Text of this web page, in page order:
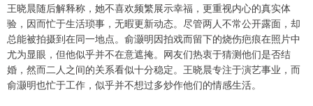
王晓晨随后解释称，她不喜欢频繁展示幸福，更重视内心的真实体
验，因而忙于生活琐事，无暇更新动态。尽管两人不常公开露面，却
总能被拍摄到在同一地点。俞灏明因拍戏而留下的烧伤疤痕在照片中
尤为显眼，但他似乎并不在意遮掩。网友们热衷于猜测他们是否结
婚，然而二人之间的关系看似十分稳定。王晓晨专注于演艺事业，而
俞灏明也忙于工作，似乎并不想过多炒作他们的情感生活。